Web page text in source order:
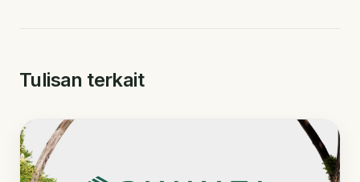
Tulisan terkait